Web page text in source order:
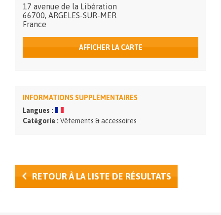
17 avenue de la Libération
66700, ARGELES-SUR-MER
France
AFFICHER LA CARTE
INFORMATIONS SUPPLÉMENTAIRES
Langues :
Catégorie : Vêtements & accessoires
RETOUR À LA LISTE DE RÉSULTATS